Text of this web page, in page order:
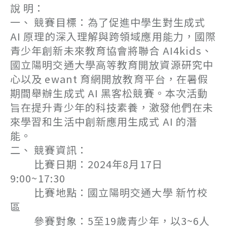
說 明：
一、 競賽目標：為了促進中學生對生成式
AI 原理的深入理解與跨領域應用能力，國際
青少年創新未來教育協會將聯合 AI4kids、
國立陽明交通大學高等教育開放資源研究中
心以及 ewant 育網開放教育平台，在暑假
期間舉辦生成式 AI 黑客松競賽。本次活動
旨在提升青少年的科技素養，激發他們在未
來學習和生活中創新應用生成式 AI 的潛
能。
二、 競賽資訊：
比賽日期：2024年8月17日
9:00~17:30
比賽地點：國立陽明交通大學 新竹校
區
參賽對象：5至19歲青少年，以3~6人